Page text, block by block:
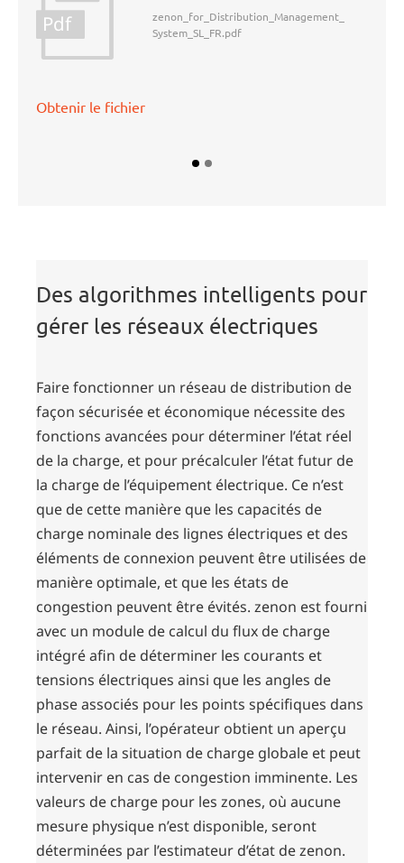
Pdf
zenon_for_Distribution_Management_
System_SL_FR.pdf
Obtenir le fichier
Des algorithmes intelligents pour
gérer les réseaux électriques
Faire fonctionner un réseau de distribution de
façon sécurisée et économique nécessite des
fonctions avancées pour déterminer l’état réel
de la charge, et pour précalculer l’état futur de
la charge de l’équipement électrique. Ce n’est
que de cette manière que les capacités de
charge nominale des lignes électriques et des
éléments de connexion peuvent être utilisées de
manière optimale, et que les états de
congestion peuvent être évités. zenon est fourni
avec un module de calcul du flux de charge
intégré afin de déterminer les courants et
tensions électriques ainsi que les angles de
phase associés pour les points spécifiques dans
le réseau. Ainsi, l’opérateur obtient un aperçu
parfait de la situation de charge globale et peut
intervenir en cas de congestion imminente. Les
valeurs de charge pour les zones, où aucune
mesure physique n’est disponible, seront
déterminées par l’estimateur d’état de zenon.